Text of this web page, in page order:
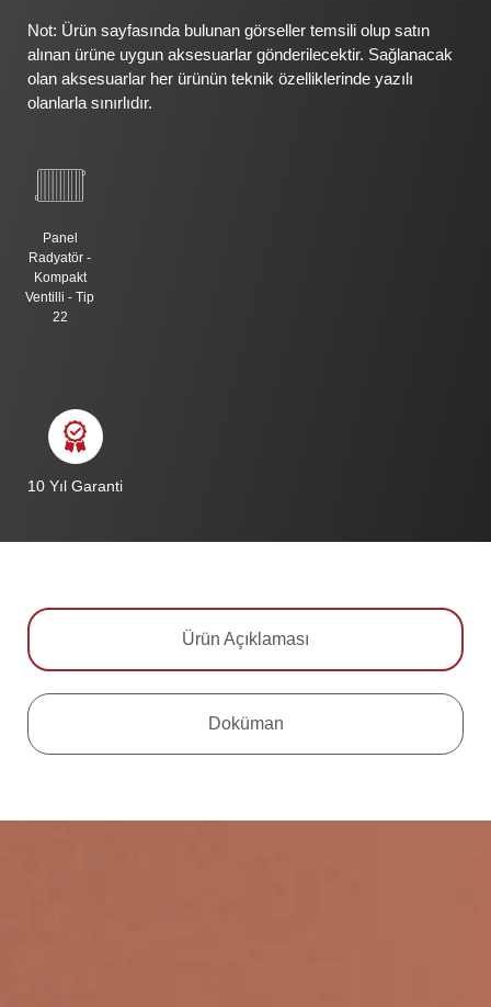
Not: Ürün sayfasında bulunan görseller temsili olup satın
alınan ürüne uygun aksesuarlar gönderilecektir. Sağlanacak
olan aksesuarlar her ürünün teknik özelliklerinde yazılı
olanlarla sınırlıdır.
Panel
Radyatör -
Kompakt
Ventilli - Tip
22
10 Yıl Garanti
Ürün Açıklaması
Doküman